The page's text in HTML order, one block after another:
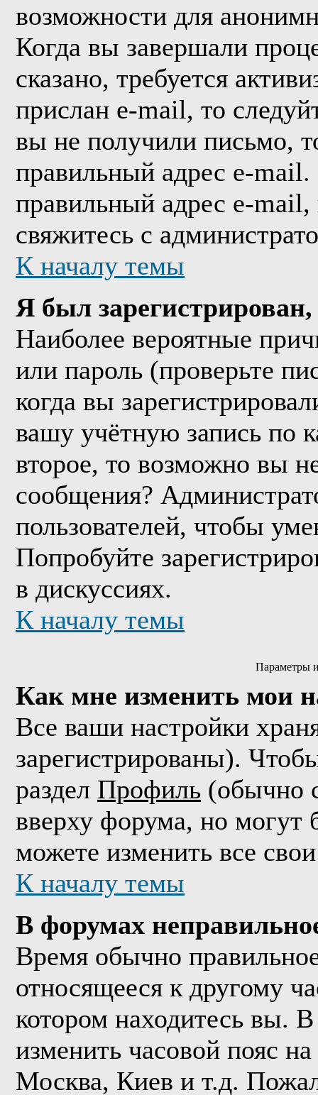
возможности для
Когда вы завершали
сказано, требуется
прислан e-mail, то
вы не получили письмо,
правильный адрес e-
правильный адрес e-
свяжитесь с
К началу темы
Я был
Наиболее вероятные
или пароль (проверьте
когда вы
вашу учётную запись по
второе, то возможно вы
сообщения?
пользователей, чтобы
Попробуйте
в дискуссиях.
К началу темы
Параметры
Как мне изменить мои
Все ваши настройки
зарегистрированы).
раздел Профиль (обычно
вверху форума, но
можете изменить все
К началу темы
В форумах
Время обычно
относящееся к другому
котором находитесь вы.
изменить часовой пояс
Москва, Киев и т.д.